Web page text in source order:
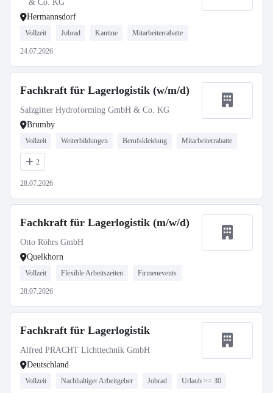
& Co. KG
Hermannsdorf
Vollzeit Jobrad Kantine Mitarbeiterrabatte
24.07.2026
Fachkraft für Lagerlogistik (w/m/d)
Salzgitter Hydroforming GmbH & Co. KG
Brumby
Vollzeit Weiterbildungen Berufskleidung Mitarbeiterrabatte
2
28.07.2026
Fachkraft für Lagerlogistik (m/w/d)
Otto Röhrs GmbH
Quelkhorn
Vollzeit Flexible Arbeitszeiten Firmenevents
28.07.2026
Fachkraft für Lagerlogistik
Alfred PRACHT Lichttechnik GmbH
Deutschland
Vollzeit Nachhaltiger Arbeitgeber Jobrad Urlaub >= 30